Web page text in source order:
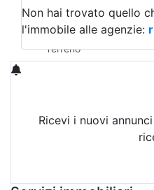
Qualsiasi
Terreno edificabile
Terreno
Non hai trovato quello
l'immobile alle agenzie:
Ricevi i nuovi